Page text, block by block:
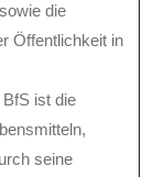
die
Öffentlichkeit in
ist die
seine